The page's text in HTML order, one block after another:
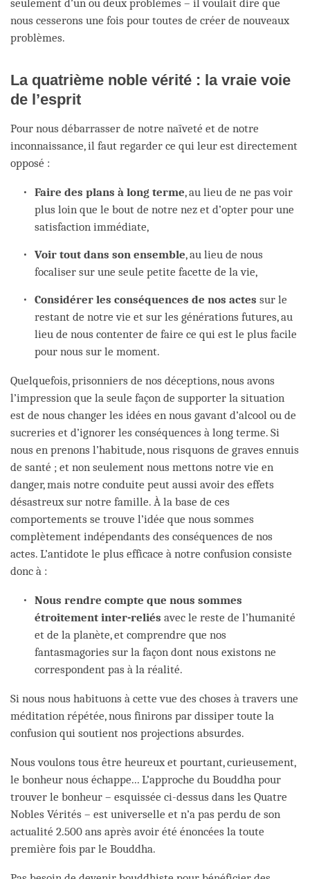
seulement d’un ou deux problèmes – il voulait dire que
nous cesserons une fois pour toutes de créer de nouveaux
problèmes.
La quatrième noble vérité : la vraie voie
de l’esprit
Pour nous débarrasser de notre naïveté et de notre
inconnaissance, il faut regarder ce qui leur est directement
opposé :
Faire des plans à long terme, au lieu de ne pas voir
plus loin que le bout de notre nez et d’opter pour une
satisfaction immédiate,
Voir tout dans son ensemble, au lieu de nous
focaliser sur une seule petite facette de la vie,
Considérer les conséquences de nos actessur le
restant de notre vie et sur les générations futures, au
lieu de nous contenter de faire ce qui est le plus facile
pour nous sur le moment.
Quelquefois, prisonniers de nos déceptions, nous avons
l’impression que la seule façon de supporter la situation
est de nous changer les idées en nous gavant d’alcool ou de
sucreries et d’ignorer les conséquences à long terme. Si
nous en prenons l’habitude, nous risquons de graves ennuis
de santé ; et non seulement nous mettons notre vie en
danger, mais notre conduite peut aussi avoir des effets
désastreux sur notre famille. À la base de ces
comportements se trouve l’idée que nous sommes
complètement indépendants des conséquences de nos
actes. L’antidote le plus efficace à notre confusion consiste
donc à :
Nous rendre compte que nous sommes
étroitement inter-reliés avec le reste de l’humanité
et de la planète, et comprendre que nos
fantasmagories sur la façon dont nous existons ne
correspondent pas à la réalité.
Si nous nous habituons à cette vue des choses à travers une
méditation répétée, nous finirons par dissiper toute la
confusion qui soutient nos projections absurdes.
Nous voulons tous être heureux et pourtant, curieusement,
le bonheur nous échappe... L’approche du Bouddha pour
trouver le bonheur – esquissée ci-dessus dans les Quatre
Nobles Vérités – est universelle et n’a pas perdu de son
actualité 2.500 ans après avoir été énoncées la toute
première fois par le Bouddha.